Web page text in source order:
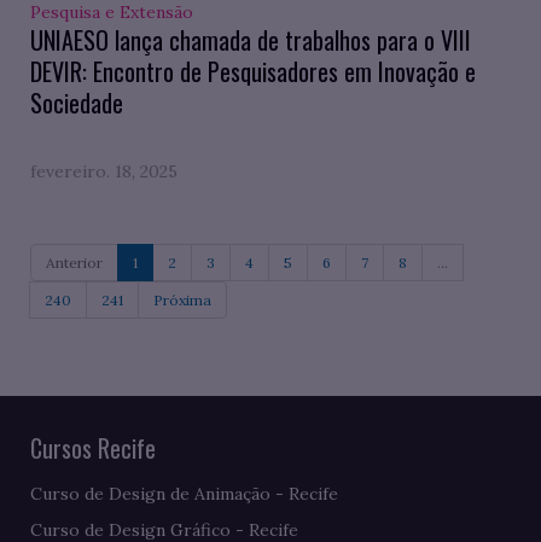
Pesquisa e Extensão
UNIAESO lança chamada de trabalhos para o VIII
DEVIR: Encontro de Pesquisadores em Inovação e
Sociedade
fevereiro. 18, 2025
Anterior 1 2 3 4 5 6 7 8 ...
240 241 Próxima
Cursos Recife
Curso de Design de Animação - Recife
Curso de Design Gráfico - Recife